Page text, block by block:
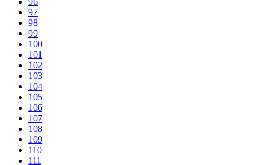
97
98
99
100
101
102
103
104
105
106
107
108
109
110
111